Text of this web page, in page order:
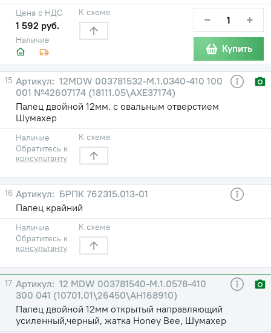
Наличие
Цена с НДС
1 592 руб.
К схеме − +
Купить
15
12MDW 003781532-М.1.0340-410 100
001 №42607174 (18111.05\AXE37174)
Палец двойной 12мм. с овальным отверстием
Шумахер
Наличие
Обратитесь к
консультанту
К схеме
16
БРПК 762315.013-01
Палец крайний
Наличие
Обратитесь к
консультанту
К схеме
17
12 MDW 003781540-М.1.0578-410
300 041 (10701.01\26450\AH168910)
Палец двойной 12мм открытый направляющий
усиленный,черный, жатка Honey Bee, Шумахер